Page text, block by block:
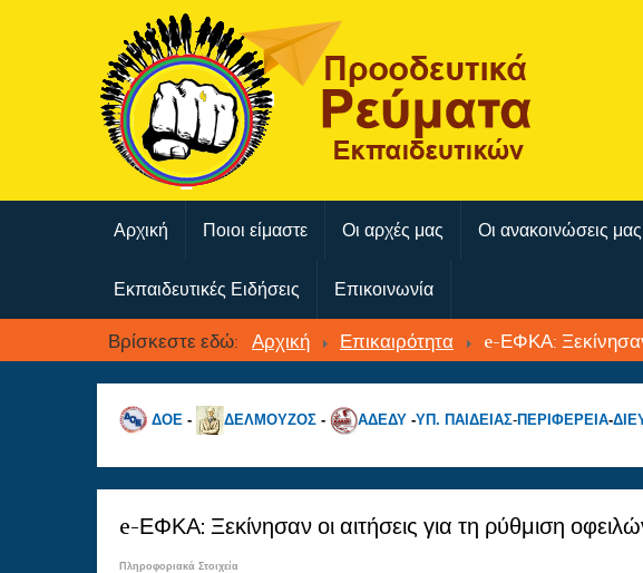
Αρχική Ποιοι είμαστε Οι αρχές μας Οι ανακοινώσεις μας
Εκπαιδευτικές Ειδήσεις Επικοινωνία
Βρίσκεστε εδώ: Αρχική Επικαιρότητα e-ΕΦΚΑ: Ξεκίνησαν
ΔΟΕ - ΔΕΛΜΟΥΖΟΣ - ΑΔΕΔΥ -ΥΠ. ΠΑΙΔΕΙΑΣ-ΠΕΡΙΦΕΡΕΙΑ-
e-ΕΦΚΑ: Ξεκίνησαν οι αιτήσεις για τη ρύθμιση
Πληροφοριακά Στοιχεία